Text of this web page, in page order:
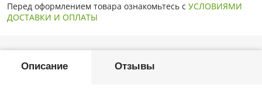
Перед оформлением товара ознакомьтесь с УСЛОВИЯМИ
ДОСТАВКИ И ОПЛАТЫ
Описание Отзывы